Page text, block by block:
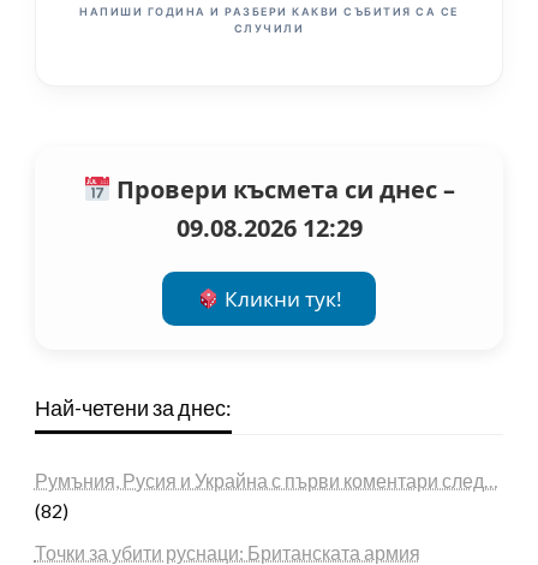
НАПИШИ ГОДИНА И РАЗБЕРИ КАКВИ СЪБИТИЯ СА СЕ
СЛУЧИЛИ
Провери късмета си днес –
09.08.2026 12:29
Кликни тук!
Най-четени за днес:
Румъния, Русия и Украйна с първи коментари след…
(82)
Точки за убити руснаци: Британската армия